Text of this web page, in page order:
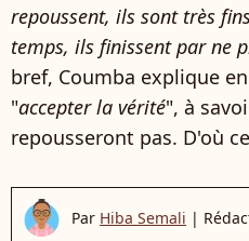
repoussent, ils sont très
temps, ils finissent par ne
bref, Coumba explique
"accepter la vérité", à
repousseront pas. D'où
Par Hiba Semali |